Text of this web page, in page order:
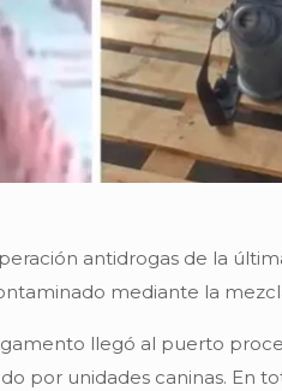
antidrogas de la
mediante la
llegó al puerto
por unidades caninas. En